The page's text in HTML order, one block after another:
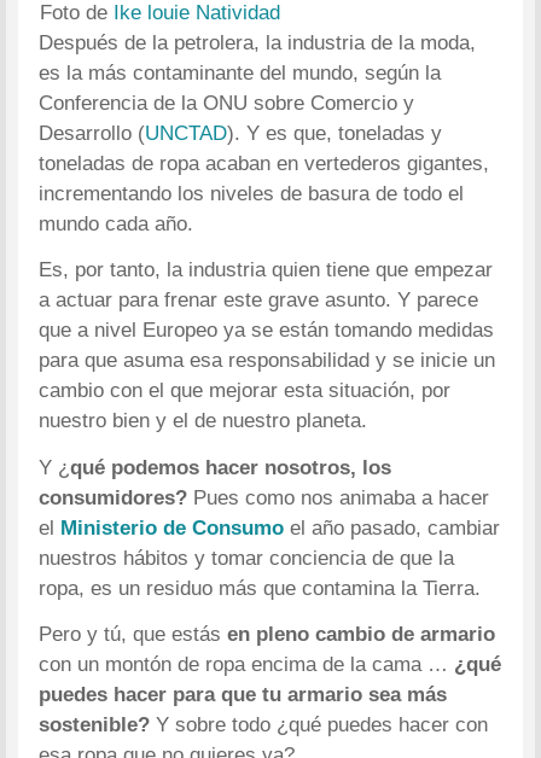
Foto de Ike louie Natividad
Después de la petrolera, la industria de la moda,
es la más contaminante del mundo, según la
Conferencia de la ONU sobre Comercio y
Desarrollo (UNCTAD). Y es que, toneladas y
toneladas de ropa acaban en vertederos gigantes,
incrementando los niveles de basura de todo el
mundo cada año.
Es, por tanto, la industria quien tiene que empezar
a actuar para frenar este grave asunto. Y parece
que a nivel Europeo ya se están tomando medidas
para que asuma esa responsabilidad y se inicie un
cambio con el que mejorar esta situación, por
nuestro bien y el de nuestro planeta.
Y ¿qué podemos hacer nosotros, los
consumidores? Pues como nos animaba a hacer
el Ministerio de Consumo el año pasado, cambiar
nuestros hábitos y tomar conciencia de que la
ropa, es un residuo más que contamina la Tierra.
Pero y tú, que estásen pleno cambio de armario
con un montón de ropa encima de la cama … ¿qué
puedes hacer para que tu armario sea más
sostenible? Y sobre todo ¿qué puedes hacer con